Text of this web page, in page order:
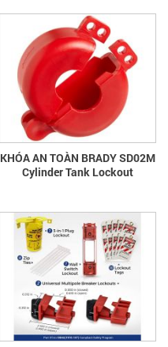
KHÓA AN TOÀN BRADY SD02M
Cylinder Tank Lockout